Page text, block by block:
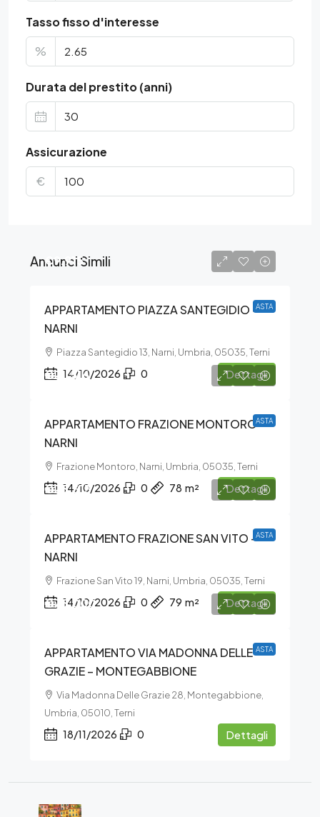
Tasso fisso d'interesse
%
Durata del prestito (anni)
Assicurazione
€
Annunci Simili
ASTA
€9.915
APPARTAMENTO PIAZZA SANTEGIDIO –
NARNI
Piazza Santegidio 13, Narni, Umbria, 05035, Terni
14/10/2026 0 Dettagli
ASTA
€21.516
APPARTAMENTO FRAZIONE MONTORO –
NARNI
Frazione Montoro, Narni, Umbria, 05035, Terni
14/10/2026 0 78 m² Dettagli
ASTA
€25.313
APPARTAMENTO FRAZIONE SAN VITO –
NARNI
Frazione San Vito 19, Narni, Umbria, 05035, Terni
14/10/2026 0 79 m² Dettagli
ASTA
€75.000
APPARTAMENTO VIA MADONNA DELLE
GRAZIE – MONTEGABBIONE
Via Madonna Delle Grazie 28, Montegabbione,
Umbria, 05010, Terni
18/11/2026 0 Dettagli